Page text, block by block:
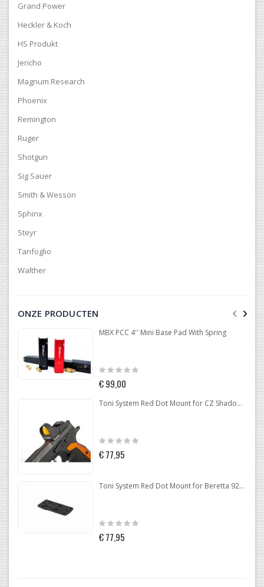
Grand Power
Heckler & Koch
HS Produkt
Jericho
Magnum Research
Phoenix
Remington
Ruger
Shotgun
Sig Sauer
Smith & Wesson
Sphinx
Steyr
Tanfoglio
Walther
ONZE PRODUCTEN
MBX PCC 4'' Mini Base Pad With Spring
Rating:
0%
€ 99,00
Toni System Red Dot Mount for CZ Shadow 2 Optic Ready
Rating:
0%
€ 77,95
Toni System Red Dot Mount for Beretta 92-96-98
Rating:
0%
€ 77,95